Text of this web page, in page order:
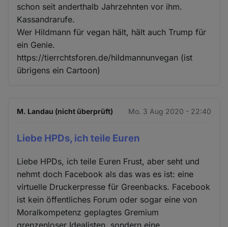
schon seit anderthalb Jahrzehnten vor ihm.
Kassandrarufe.
Wer Hildmann für vegan hält, hält auch Trump für
ein Genie.
https://tierrchtsforen.de/hildmannunvegan (ist
übrigens ein Cartoon)
M. Landau (nicht überprüft) Mo. 3 Aug 2020 - 22:40
Liebe HPDs, ich teile Euren
Liebe HPDs, ich teile Euren Frust, aber seht und
nehmt doch Facebook als das was es ist: eine
virtuelle Druckerpresse für Greenbacks. Facebook
ist kein öffentliches Forum oder sogar eine von
Moralkompetenz geplagtes Gremium
grenzenloser Idealisten, sondern eine